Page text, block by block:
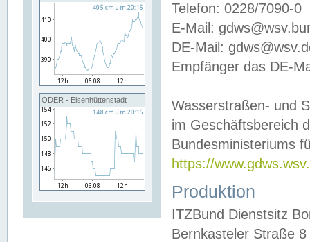
ODER - Eisenhüttenstadt
Telefon: 0228/7090-0
E-Mail:
DE-Mail:
Empfänger das DE-
Wasserstraßen- und
im Geschäftsbereich
Bundesministeriums
https://
Produktion
ITZBund Dienstsitz
Bernkasteler Straße 8